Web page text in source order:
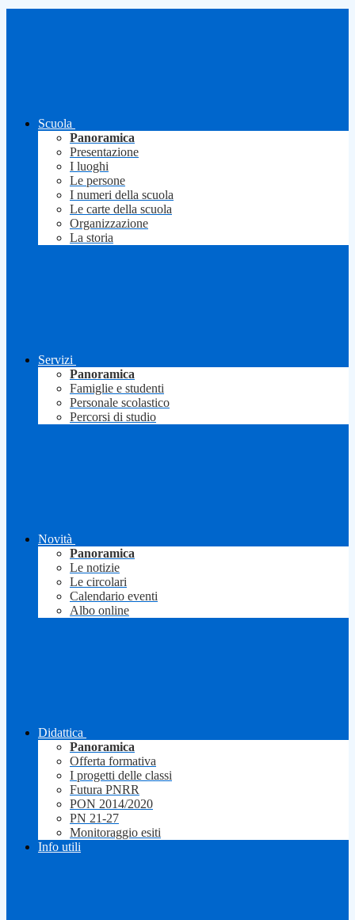
Scuola
Panoramica
Presentazione
I luoghi
Le persone
I numeri della scuola
Le carte della scuola
Organizzazione
La storia
Servizi
Panoramica
Famiglie e studenti
Personale scolastico
Percorsi di studio
Novità
Panoramica
Le notizie
Le circolari
Calendario eventi
Albo online
Didattica
Panoramica
Offerta formativa
I progetti delle classi
Futura PNRR
PON 2014/2020
PN 21-27
Monitoraggio esiti
Info utili